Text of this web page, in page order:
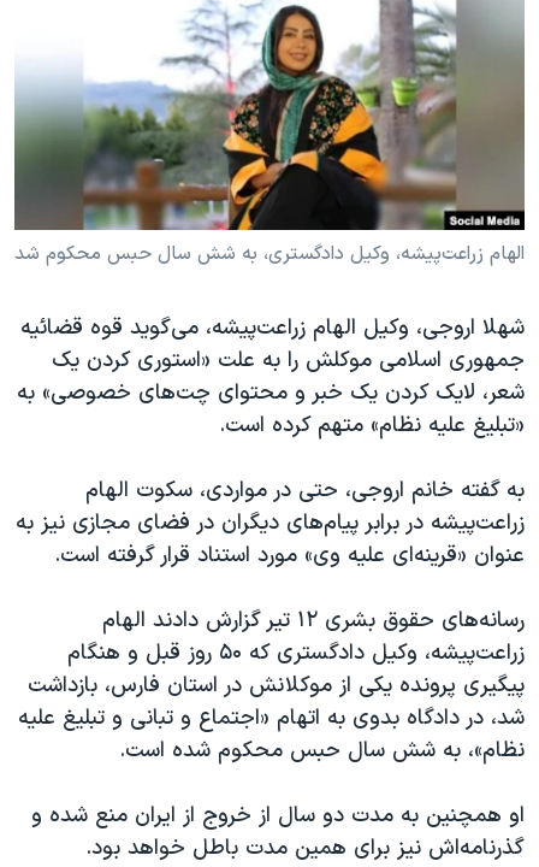
فرهنگ و زندگی
حقوق شهروندی
اقتصادی
علم و فناوری
اسرائیل در جنگ
مستندها
انتخابات ریاست جمهوری آمریکا ۲۰۲۴
حمله جمهوری اسلامی به اسرائیل
رمز مهسا
ورزش زنان در ایران
اعتراضات زن، زندگی، آزادی
تریبونال مردمی آبان ۹۸
دادگاه حمید نوری
چهل سال گروگان‌گیری
اعتراضات مردمی آبان ۹۸
اسرائیل در جنگ
همایش محافظه‌کاران آمریکا «سی‌پک»
سفر پرزیدنت ترامپ به چین
دنبال کنید
زبانهای مختلف
الهام زراعت‌پیشه، وکیل دادگستری، به شش سال حبس محکوم شد
شهلا اروجی، وکیل الهام زراعت‌پیشه، می‌گوید قوه‌ قضائیه
جمهوری اسلامی موکلش را به علت «استوری کردن یک
شعر، لایک کردن یک خبر و محتوای چت‌های خصوصی» به
«تبلیغ علیه نظام» متهم کرده است.
به گفته خانم اروجی، حتی در مواردی، سکوت الهام
زراعت‌پیشه در برابر پیام‌های دیگران در فضای مجازی نیز به
عنوان «قرینه‌ای علیه وی» مورد استناد قرار گرفته است.
رسانه‌های حقوق بشری ۱۲ تیر گزارش دادند الهام
زراعت‌پیشه، وکیل دادگستری که ۵۰ روز قبل و هنگام
پیگیری پرونده یکی از موکلانش در استان فارس، بازداشت
شد، در دادگاه بدوی به اتهام «اجتماع و تبانی و تبلیغ علیه
نظام»، به شش سال حبس محکوم شده است.
او همچنین به مدت دو سال از خروج از ایران منع شده و
گذرنامه‌اش نیز برای همین مدت باطل خواهد بود.